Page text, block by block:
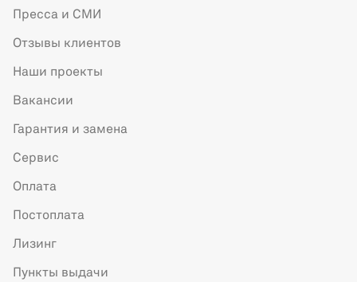
Пресса и СМИ
Отзывы клиентов
Наши проекты
Вакансии
Гарантия и замена
Сервис
Оплата
Постоплата
Лизинг
Пункты выдачи